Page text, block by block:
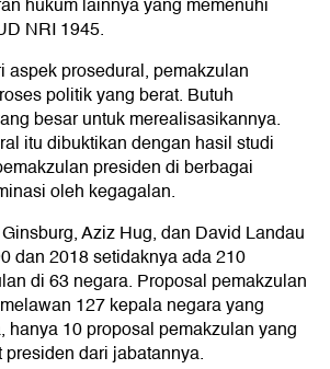
NRI 1945.
aspek prosedural, pemakzulan
politik yang berat. Butuh
besar untuk merealisasikannya.
itu dibuktikan dengan hasil studi
presiden di berbagai
oleh kegagalan.
Aziz Hug, dan David Landau
dan 2018 setidaknya ada 210
di 63 negara. Proposal pemakzulan
127 kepala negara yang
hanya 10 proposal pemakzulan yang
dari jabatannya.